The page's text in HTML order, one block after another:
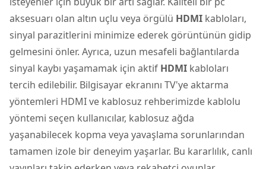
aksesuarı olan altın uçlu veya örgülü HDMI kabloları,
sinyal parazitlerini minimize ederek görüntünün gidip
gelmesini önler. Ayrıca, uzun mesafeli bağlantılarda
sinyal kaybı yaşamamak için aktif HDMI kabloları
tercih edilebilir. Bilgisayar ekranını TV'ye aktarma
yöntemleri HDMI ve kablosuz rehberimizde kablolu
yöntemi seçen kullanıcılar, kablosuz ağda
yaşanabilecek kopma veya yavaşlama sorunlarından
tamamen izole bir deneyim yaşarlar. Bu kararlılık, canlı